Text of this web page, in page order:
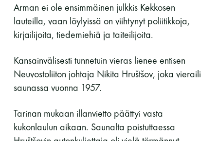
Arman ei ole ensimmäinen julkkis Kekkosen
lauteilla, vaan löylyissä on viihtynyt poliitikkoja,
kirjailijoita, tiedemiehiä ja taiteilijoita.
Kansainvälisesti tunnetuin vieras lienee entisen
Neuvostoliiton johtaja Nikita Hruštšov, joka vieraili
saunassa vuonna 1957.
Tarinan mukaan illanvietto päättyi vasta
kukonlaulun aikaan. Saunalta poistuttaessa